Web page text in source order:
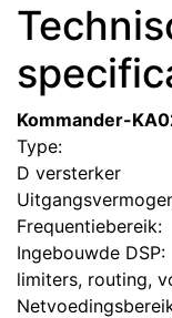
Kommander-
Type:
D versterker
Frequentiebereik:
Ingebouwde DSP:
limiters, routing,